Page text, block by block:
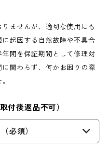
ませんが、適切な使用にも
起因する自然故障や不具合
間を保証期間として修理対
関わらず、何かお困りの際
付後返品不可）
必須）